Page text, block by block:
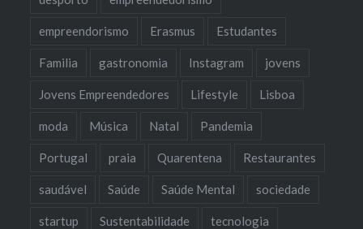
empreendorismo Erasmus Estudantes
Familia gastronomia Instagram jovens
Jovens Empreendedores Lifestyle Lisboa
moda Música Natal Pandemia
Portugal praia Quarentena Restaurantes
saudável Saúde Saúde Mental sociedade
startup Sustentabilidade tecnologia